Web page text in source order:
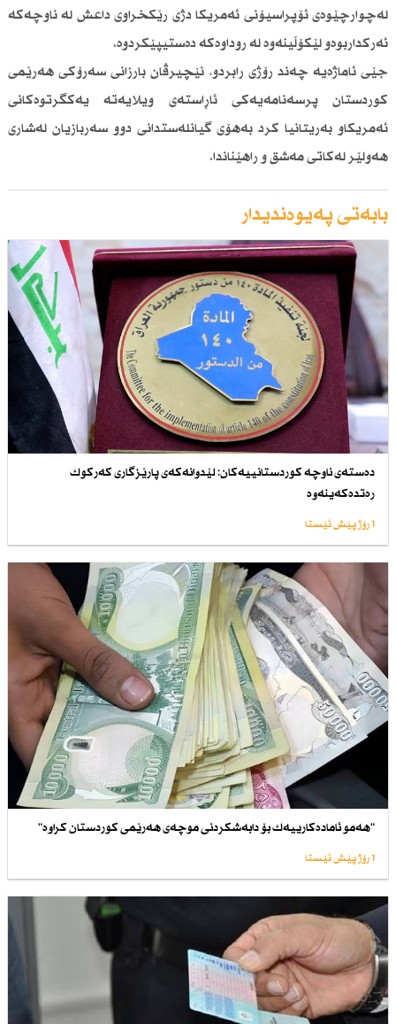
لەچوارچێوەی ئۆپراسیۆنی ئەمریكا دژی رێكخراوی داعش لە ناوچەكە
ئەركداربوەو لێكۆڵینەوە لە روداوەكە دەستیپێكردوە.
جێی ئاماژەیە چەند رۆژی رابردو، نێچیرڤان بارزانی سەرۆكی هەرێمی
كوردستان پرسەنامەیەكی ئاڕاستەی ویلایەتە یەكگرتوەكانی
ئەمریكاو بەریتانیا كرد بەهۆی گیانلەستدانی دوو سەربازیان لەشاری
هەولێر لەكاتی مەشق و راهێناندا.
بابەتی پەیوەندیدار
دەستەی ناوچە كوردستانییەكان: لێدوانەكەی پارێزگاری كەركوك
رەتدەكەینەوە
1 رۆژ پێش ئێستا
"هەمو ئامادەكارییەك بۆ دابەشكردنی موچەی هەرێمی كوردستان كراوە"
1 رۆژ پێش ئێستا